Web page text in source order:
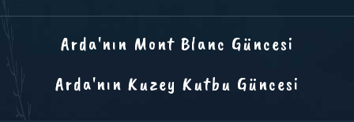
Arda'nın Mont Blanc Güncesi
Arda'nın Kuzey Kutbu Güncesi